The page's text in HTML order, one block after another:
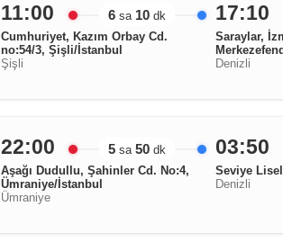
11:00
Cumhuriyet, Kazım Orbay Cd.
no:54/3, Şişli/İstanbul
Şişli
6 sa 10 dk 17:10
Saraylar,
Denizli
22:00
Aşağı Dudullu, Şahinler Cd. No:4,
Ümraniye/İstanbul
Ümraniye
5 sa 50 dk 03:50
Seviye
Denizli